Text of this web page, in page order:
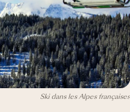
Ski dans les Alpes françaises